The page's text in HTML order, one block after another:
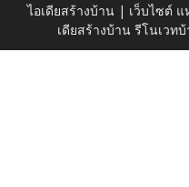
ไอเดียสร้างบ้าน | เว็บไซต์
เดียสร้างบ้าน รีโนเวท